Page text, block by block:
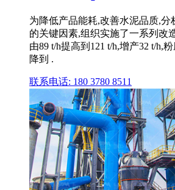
为降低产品能耗,改善水泥品质,
的关键因素,组织实施了一系列改
由89 t/h提高到121 t/h,增产32 t/h,
降到 .
联系电话: 180 3780 8511